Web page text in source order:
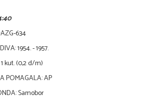
634
1954. - 1957.
kut. (0,2 d/m)
POMAGALA: AP
Samobor